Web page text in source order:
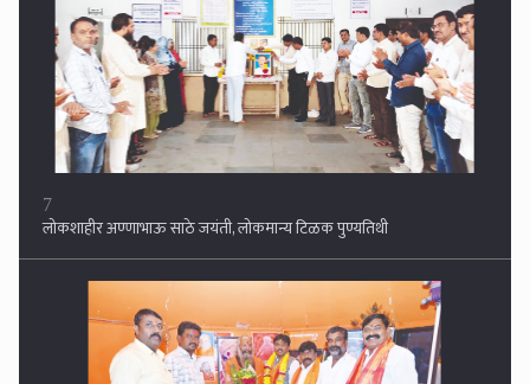
7
लोकशाहीर अण्णाभाऊ साठे जयंती, लोकमान्य टिळक पुण्यतिथी